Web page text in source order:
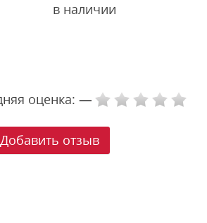
в наличии
оценка: —
Добавить отзыв